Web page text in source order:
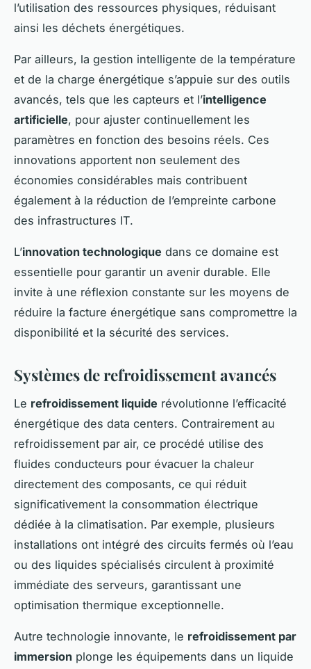
l’utilisation des ressources physiques, réduisant
ainsi les déchets énergétiques.
Par ailleurs, la gestion intelligente de la température
et de la charge énergétique s’appuie sur des outils
avancés, tels que les capteurs et l’intelligence
artificielle, pour ajuster continuellement les
paramètres en fonction des besoins réels. Ces
innovations apportent non seulement des
économies considérables mais contribuent
également à la réduction de l’empreinte carbone
des infrastructures IT.
L’innovation technologique dans ce domaine est
essentielle pour garantir un avenir durable. Elle
invite à une réflexion constante sur les moyens de
réduire la facture énergétique sans compromettre la
disponibilité et la sécurité des services.
Systèmes de refroidissement avancés
Le refroidissement liquide révolutionne l’efficacité
énergétique des data centers. Contrairement au
refroidissement par air, ce procédé utilise des
fluides conducteurs pour évacuer la chaleur
directement des composants, ce qui réduit
significativement la consommation électrique
dédiée à la climatisation. Par exemple, plusieurs
installations ont intégré des circuits fermés où l’eau
ou des liquides spécialisés circulent à proximité
immédiate des serveurs, garantissant une
optimisation thermique exceptionnelle.
Autre technologie innovante, le refroidissement par
immersion plonge les équipements dans un liquide